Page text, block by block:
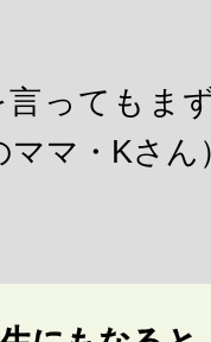
ってもま
ママ・Kさん